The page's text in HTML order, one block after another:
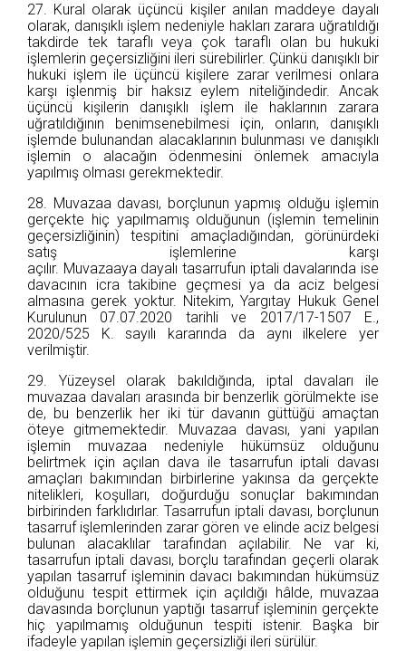
27. Kural olarak üçüncü kişiler anılan maddeye dayalı
olarak, danışıklı işlem nedeniyle hakları zarara uğratıldığı
takdirde tek taraflı veya çok taraflı olan bu hukuki
işlemlerin geçersizliğini ileri sürebilirler. Çünkü danışıklı bir
hukuki işlem ile üçüncü kişilere zarar verilmesi onlara
karşı işlenmiş bir haksız eylem niteliğindedir. Ancak
üçüncü kişilerin danışıklı işlem ile haklarının zarara
uğratıldığının benimsenebilmesi için, onların, danışıklı
işlemde bulunandan alacaklarının bulunması ve danışıklı
işlemin o alacağın ödenmesini önlemek amacıyla
yapılmış olması gerekmektedir.
28. Muvazaa davası, borçlunun yapmış olduğu işlemin
gerçekte hiç yapılmamış olduğunun (işlemin temelinin
geçersizliğinin) tespitini amaçladığından, görünürdeki
satış işlemlerine karşı
açılır. Muvazaaya dayalı tasarrufun iptali davalarında ise
davacının icra takibine geçmesi ya da aciz belgesi
almasına gerek yoktur. Nitekim, Yargıtay Hukuk Genel
Kurulunun 07.07.2020 tarihli ve 2017/17-1507 E.,
2020/525 K. sayılı kararında da aynı ilkelere yer
verilmiştir.
29. Yüzeysel olarak bakıldığında, iptal davaları ile
muvazaa davaları arasında bir benzerlik görülmekte ise
de, bu benzerlik her iki tür davanın güttüğü amaçtan
öteye gitmemektedir. Muvazaa davası, yani yapılan
işlemin muvazaa nedeniyle hükümsüz olduğunu
belirtmek için açılan dava ile tasarrufun iptali davası
amaçları bakımından birbirlerine yakınsa da gerçekte
nitelikleri, koşulları, doğurduğu sonuçlar bakımından
birbirinden farklıdırlar. Tasarrufun iptali davası, borçlunun
tasarruf işlemlerinden zarar gören ve elinde aciz belgesi
bulunan alacaklılar tarafından açılabilir. Ne var ki,
tasarrufun iptali davası, borçlu tarafından geçerli olarak
yapılan tasarruf işleminin davacı bakımından hükümsüz
olduğunu tespit ettirmek için açıldığı hâlde, muvazaa
davasında borçlunun yaptığı tasarruf işleminin gerçekte
hiç yapılmamış olduğunun tespiti istenir. Başka bir
ifadeyle yapılan işlemin geçersizliği ileri sürülür.